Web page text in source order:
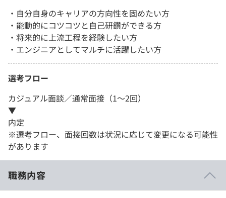
・自分自身のキャリアの方向性を固めたい方
・能動的にコツコツと自己研鑽ができる方
・将来的に上流工程を経験したい方
・エンジニアとしてマルチに活躍したい方
選考フロー
カジュアル面談／通常面接（1～2回）
▼
内定
※選考フロー、面接回数は状況に応じて変更になる可能性
があります
職務内容